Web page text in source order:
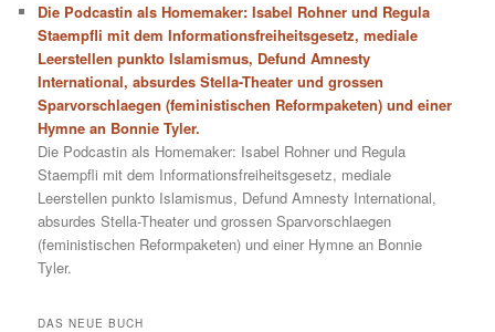
Die Podcastin als Homemaker: Isabel Rohner und Regula
Staempfli mit dem Informationsfreiheitsgesetz, mediale
Leerstellen punkto Islamismus, Defund Amnesty
International, absurdes Stella-Theater und grossen
Sparvorschlaegen (feministischen Reformpaketen) und einer
Hymne an Bonnie Tyler.
Die Podcastin als Homemaker: Isabel Rohner und Regula
Staempfli mit dem Informationsfreiheitsgesetz, mediale
Leerstellen punkto Islamismus, Defund Amnesty International,
absurdes Stella-Theater und grossen Sparvorschlaegen
(feministischen Reformpaketen) und einer Hymne an Bonnie
Tyler.
DAS NEUE BUCH